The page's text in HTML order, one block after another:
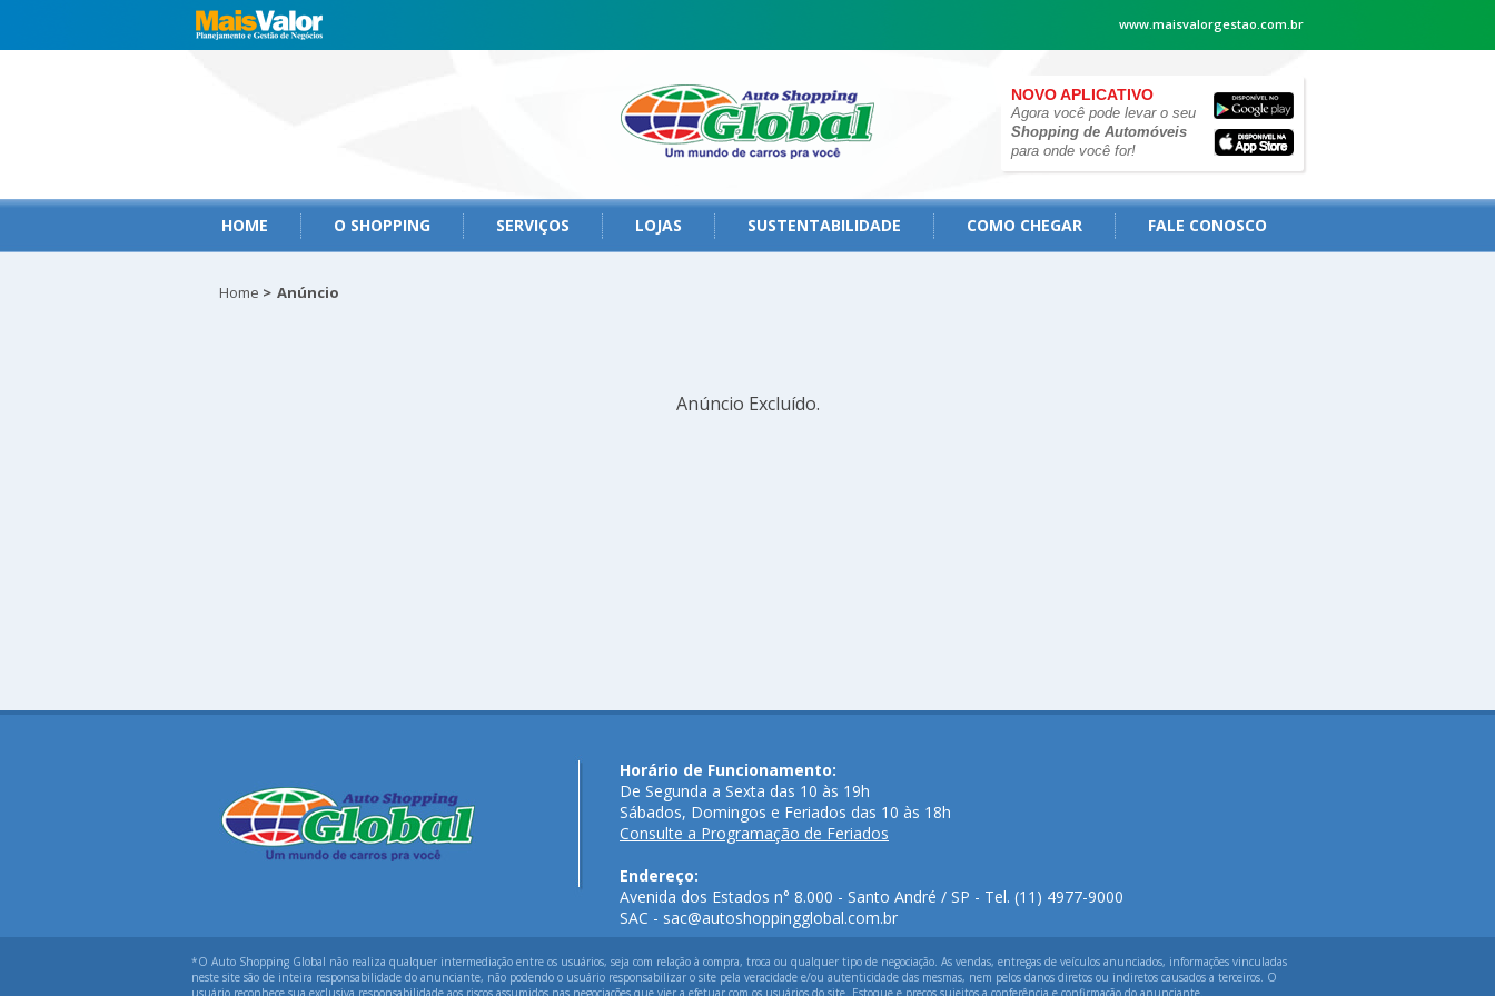
www.maisvalorgestao.com.br
NOVO APLICATIVO
Agora você pode levar o seu
Shopping de Automóveis
para onde você for!
HOME O SHOPPING SERVIÇOS LOJAS SUSTENTABILIDADE COMO CHEGAR FALE CONOSCO
Home > Anúncio
Anúncio Excluído.
Horário de Funcionamento:
De Segunda a Sexta das 10 às 19h
Sábados, Domingos e Feriados das 10 às 18h
Consulte a Programação de Feriados
Endereço:
Avenida dos Estados n° 8.000 - Santo André / SP - Tel. (11) 4977-9000
SAC - sac@autoshoppingglobal.com.br
*O Auto Shopping Global não realiza qualquer intermediação entre os usuários, seja com relação à compra, troca ou qualquer tipo de negociação. As vendas, entregas de veículos anunciados, informações vinculadas
neste site são de inteira responsabilidade do anunciante, não podendo o usuário responsabilizar o site pela veracidade e/ou autenticidade das mesmas, nem pelos danos diretos ou indiretos causados a terceiros. O
usuário reconhece sua exclusiva responsabilidade aos riscos assumidos nas negociações que vier a efetuar com os usuários do site. Estoque e preços sujeitos a conferência e confirmação do anunciante.